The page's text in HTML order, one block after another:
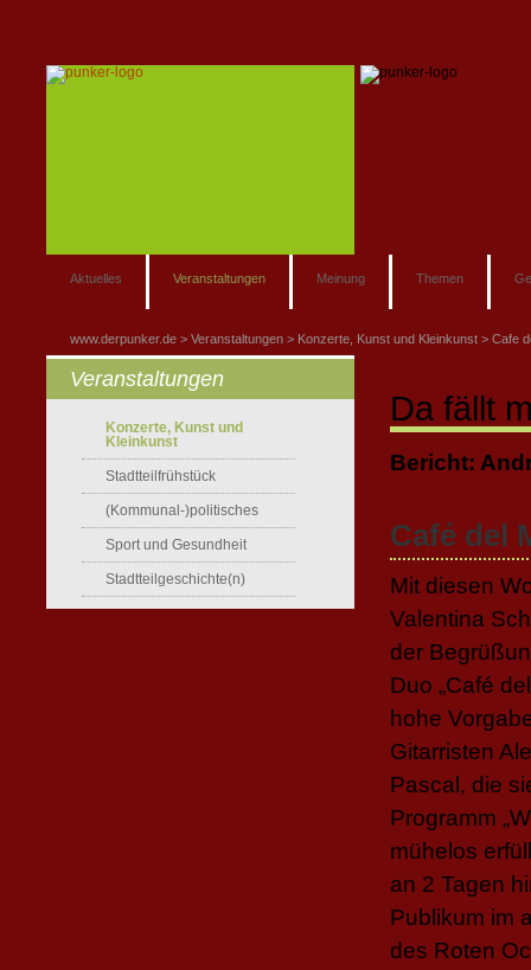
Aktuelles Veranstaltungen Meinung Themen
www.derpunker.de Veranstaltungen Konzerte, Kunst und Kleinkunst Cafe
Da fällt
Bericht:
Café del
Mit diesen
Valentina
der
Duo „Café
hohe
Gitarristen
Pascal, die
Programm
mühelos
an 2 Tagen
Publikum im
des Roten
Veranstaltungen
Konzerte, Kunst und
Kleinkunst
Stadtteilfrühstück
(Kommunal-)politisches
Sport und Gesundheit
Stadtteilgeschichte(n)